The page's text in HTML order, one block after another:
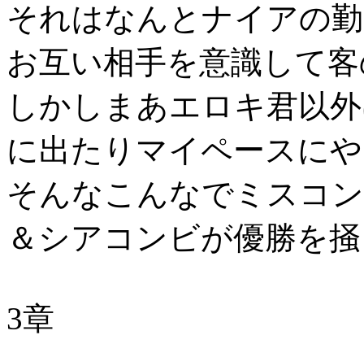
それはなんとナイアの
お互い相手を意識して
しかしまあエロキ君以
に出たりマイペースに
そんなこんなでミスコ
＆シアコンビが優勝を
3章